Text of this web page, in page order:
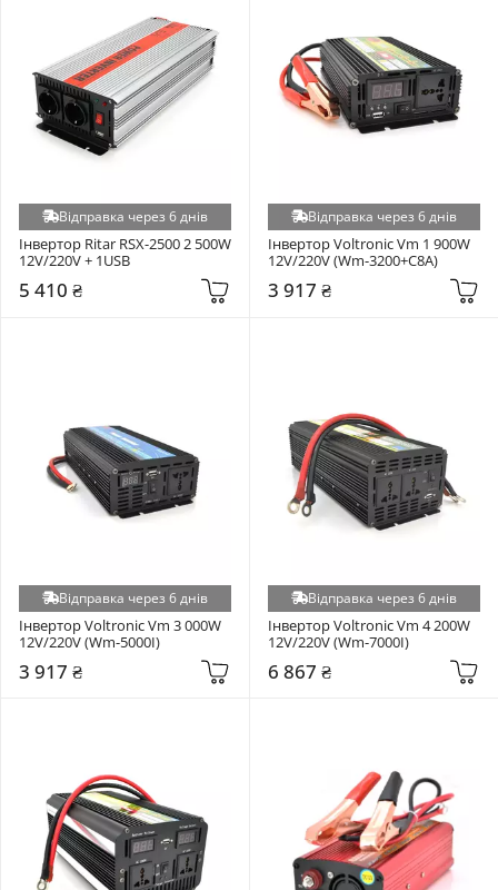
Відправка через 6 днів
Інвертор Ritar RSX-2500 2 500W
12V/220V + 1USB
5 410 ₴
Відправка через 6 днів
Інвертор Voltronic Vm 1 900W
12V/220V (Wm-3200+C8A)
3 917 ₴
Відправка через 6 днів
Інвертор Voltronic Vm 3 000W
12V/220V (Wm-5000I)
3 917 ₴
Відправка через 6 днів
Інвертор Voltronic Vm 4 200W
12V/220V (Wm-7000I)
6 867 ₴